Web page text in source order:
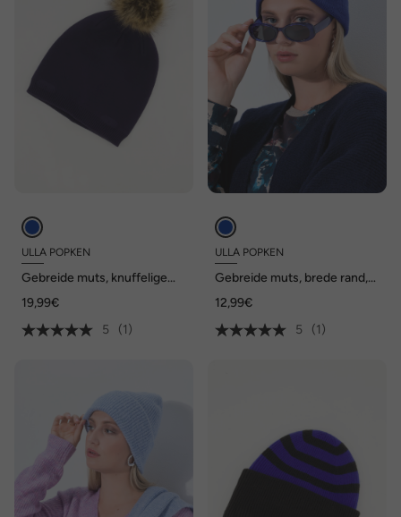
ULLA POPKEN
Gebreide muts, knuffelige
19,99€
5
(1)
ULLA POPKEN
Gebreide muts, brede rand,
12,99€
5
(1)